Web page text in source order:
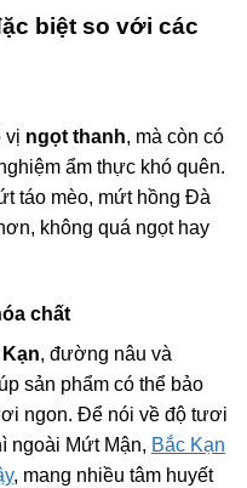
biệt so với các
vị ngọt thanh, mà còn có
ẩm thực khó quên.
táo mèo, mứt hồng Đà
không quá ngọt hay
chất
, đường nâu và
sản phẩm có thể bảo
ngon. Để nói về độ tươi
ngoài Mứt Mận, Bắc Kạn
, mang nhiều tâm huyết